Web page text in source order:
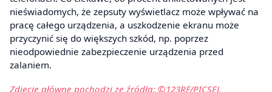
nieświadomych, że zepsuty wyświetlacz może wpływać na
pracę całego urządzenia, a uszkodzenie ekranu może
przyczynić się do większych szkód, np. poprzez
nieodpowiednie zabezpieczenie urządzenia przed
zalaniem.
Zdjęcie główne pochodzi ze źródła: ©123RF/PICSEL